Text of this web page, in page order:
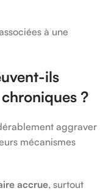
à une
ils
?
aggraver
mécanismes
accrue, surtout